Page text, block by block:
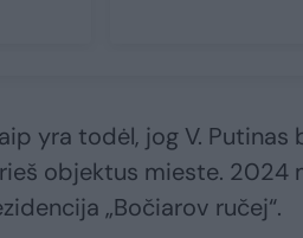
yra todėl, jog V.
objektus mieste. 2024
„Bočiarov ručej“.